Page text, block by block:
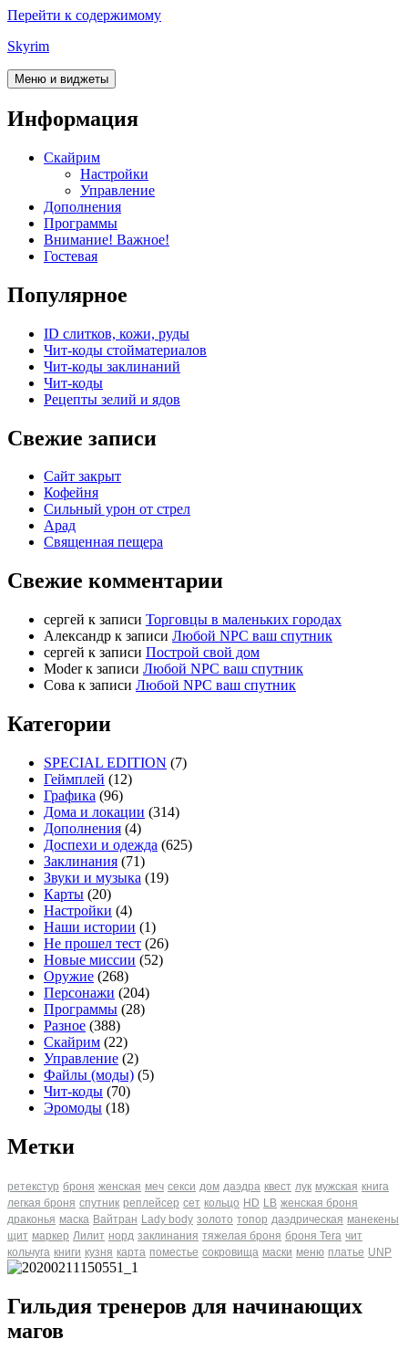
Перейти к содержимому
Skyrim
Меню и виджеты
Информация
Скайрим
Настройки
Управление
Дополнения
Программы
Внимание! Важное!
Гостевая
Популярное
ID слитков, кожи, руды
Чит-коды стойматериалов
Чит-коды заклинаний
Чит-коды
Рецепты зелий и ядов
Свежие записи
Сайт закрыт
Кофейня
Cильный урон от стрел
Арад
Священная пещера
Свежие комментарии
cергей к записи Торговцы в маленьких городах
Александр к записи Любой NPC ваш спутник
cергей к записи Построй свой дом
Moderк записи Любой NPC ваш спутник
Сова к записи Любой NPC ваш спутник
Категории
SPECIAL EDITION (7)
Геймплей (12)
Графика (96)
Дома и локации (314)
Дополнения (4)
Доспехи и одежда (625)
Заклинания (71)
Звуки и музыка (19)
Карты (20)
Настройки (4)
Наши истории (1)
Не прошел тест (26)
Новые миссии (52)
Оружие (268)
Персонажи (204)
Программы (28)
Разное (388)
Скайрим (22)
Управление (2)
Файлы (моды) (5)
Чит-коды (70)
Эромоды (18)
Метки
ретекстур броня женская меч секси дом даэдра квест лук мужская книга
легкая броня спутник реплейсер сет кольцо HD LB женская броня
драконья маска Вайтран Lady body золото топор даэдрическая манекены
щит маркер Лилит норд заклинания тяжелая броня броня Tera чит
кольчуга книги кузня карта поместье сокровища маски меню платье UNP
Гильдия тренеров для начинающих
магов